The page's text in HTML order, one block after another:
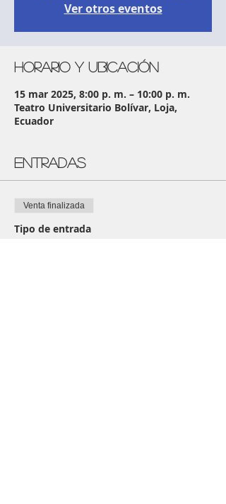
Ver otros eventos
Horario y ubicación
15 mar 2025, 8:00 p. m. – 10:00 p. m.
Teatro Universitario Bolívar, Loja,
Ecuador
Entradas
Venta finalizada
Tipo de entrada